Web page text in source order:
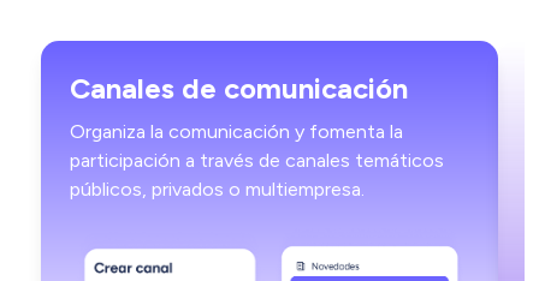
Canales de comunicación
Organiza la comunicación y fomenta la
participación a través de canales temáticos
públicos, privados o multiempresa.